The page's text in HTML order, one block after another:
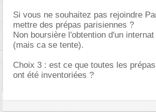
Si vous ne souhaitez pas rejoindre
mettre des prépas parisiennes ?
Non boursière l'obtention d'un
(mais ca se tente).
Choix 3 : est ce que toutes les
ont été inventoriées ?